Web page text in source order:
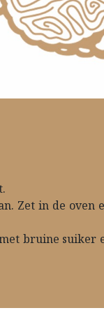
Zet in de oven
bruine suiker